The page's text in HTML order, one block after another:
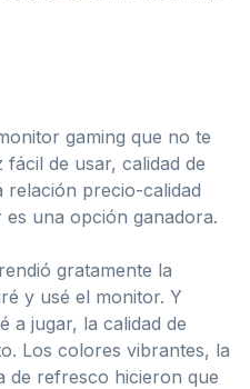
gaming que no te
de usar, calidad de
relación precio-calidad
es una opción ganadora.
gratamente la
y usé el monitor. Y
a jugar, la calidad de
Los colores vibrantes, la
de refresco hicieron que